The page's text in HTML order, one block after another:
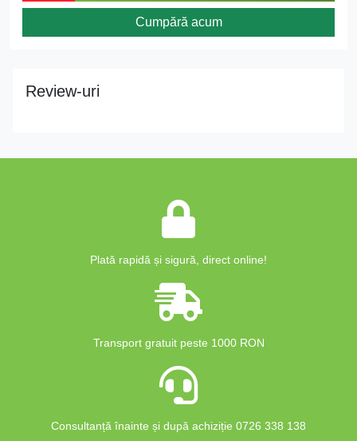
Cumpără acum
Review-uri
Plată rapidă și sigură, direct online!
Transport gratuit peste 1000 RON
Consultanță înainte și după achiziție 0726 338 138